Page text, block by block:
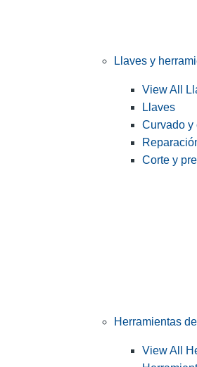
Llaves y
View All
Llaves
Curvado y
Corte y
Herramientas
View All